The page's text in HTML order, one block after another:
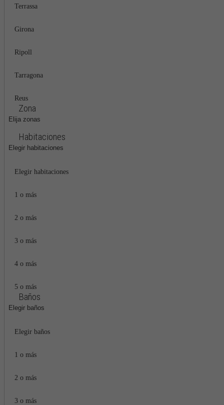
Terrassa
Girona
Ripoll
Tarragona
Reus
Zona
Elija zonas
Habitaciones
Elegir habitaciones
Elegir habitaciones
1 o más
2 o más
3 o más
4 o más
5 o más
Baños
Elegir baños
Elegir baños
1 o más
2 o más
3 o más